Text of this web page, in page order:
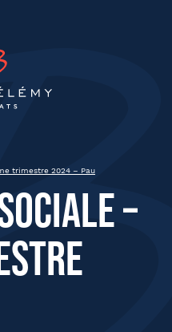
trimestre 2024 – Pau
–